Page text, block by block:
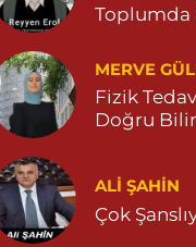
Toplumda
MERVE
Fizik
Doğru
ALI ŞAHİN
Çok